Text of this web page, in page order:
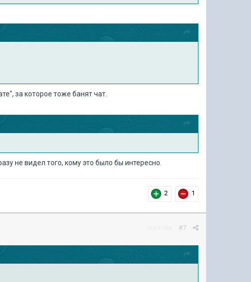
за которое тоже банят чат.
не видел того, кому это было бы интересно.
2 1
#7